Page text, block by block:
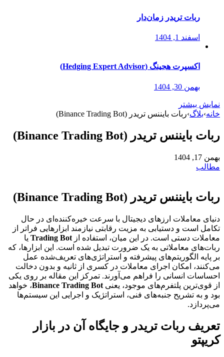
ربات تریدر زمان‌دار
اسفند 1, 1404
اکسپرت هجینگ (Hedging Expert Advisor)
بهمن 30, 1404
نمایش بیشتر
خانه›بلاگ›ربات بایننس تریدر (Binance Trading Bot)
ربات بایننس تریدر (Binance Trading Bot)
بهمن 17, 1404
مطالب
ربات بایننس تریدر (Binance Trading Bot)
دنیای معاملات ارزهای دیجیتال با سرعت خیره‌کننده‌ای در حال
تکامل است و دستیابی به مزیت رقابتی نیازمند ابزارهایی فراتر از
معاملات دستی است. در این میان، استفاده از Trading Bot یا
ربات‌های معاملاتی به یک ضرورت تبدیل شده است. این ابزارها، که
بر پایه الگوریتم‌های پیشرفته و استراتژی‌های تعریف‌شده عمل
می‌کنند، امکان اجرای معاملات در کسری از ثانیه و بدون دخالت
احساسات انسانی را فراهم می‌آورند. تمرکز این مقاله بر روی یکی
از قوی‌ترین پلتفرم‌های موجود، یعنی Binance Trading Bot، خواهد
بود و به تشریح جنبه‌های فنی، استراتژیک و اجرایی این سیستم‌ها
می‌پردازد.
تعریف ربات تریدر و جایگاه آن در بازار
کریپتو